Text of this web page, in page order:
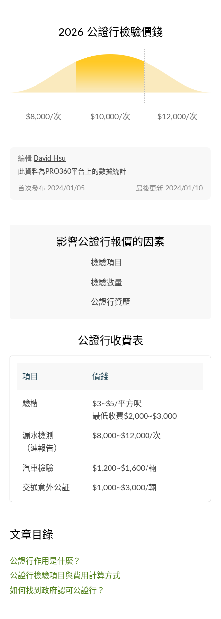
2026 公證行檢驗價錢
$8,000/次 $10,000/次 $12,000/次
編輯 David Hsu
此資料為PRO360平台上的數據統計
最後更新 2024/01/10
首次發布 2024/01/05
影響公證行報價的因素
檢驗項目
檢驗數量
公證行資歷
公證行收費表
項目 價錢
驗樓
$3~$5/平方呎
最低收費$2,000~$3,000
漏水檢測
（連報告）
$8,000~$12,000/次
汽車檢驗 $1,200~$1,600/輛
交通意外公証 $1,000~$3,000/輛
文章目錄
公證行作用是什麼？
公證行檢驗項目與費用計算方式
如何找到政府認可公證行？